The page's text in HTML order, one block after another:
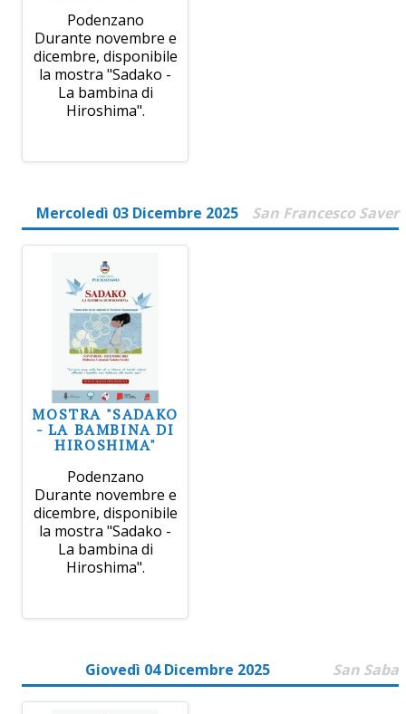
Podenzano
Durante novembre e
dicembre, disponibile
la mostra "Sadako -
La bambina di
Hiroshima".
Mercoledì 03 Dicembre 2025 San Francesco Saver
MOSTRA "SADAKO
- LA BAMBINA DI
HIROSHIMA"
Podenzano
Durante novembre e
dicembre, disponibile
la mostra "Sadako -
La bambina di
Hiroshima".
Giovedì 04 Dicembre 2025 San Saba